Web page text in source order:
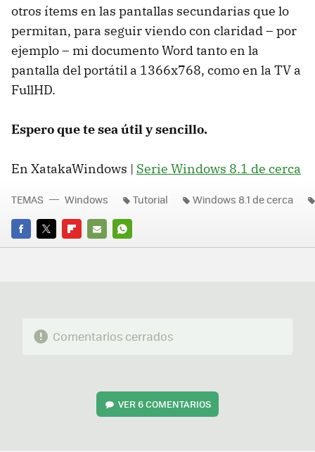
otros ítems en las pantallas secundarias que lo
permitan, para seguir viendo con claridad – por
ejemplo – mi documento Word tanto en la
pantalla del portátil a 1366x768, como en la TV a
FullHD.
Espero que te sea útil y sencillo.
En XatakaWindows | Serie Windows 8.1 de cerca
FACEBOOK
TWITTERFLIPBOARD
E-
WHATSAPP
TEMAS Windows Tutorial Windows 8.1 de cerca
Comentarios cerrados
VER6 COMENTARIOS